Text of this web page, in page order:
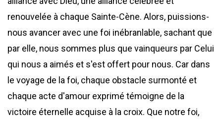
renouvelée à chaque Sainte-Cène. Alors, puissions-
nous avancer avec une foi inébranlable, sachant que
par elle, nous sommes plus que vainqueurs par Celui
qui nous a aimés et s'est offert pour nous. Car dans
le voyage de la foi, chaque obstacle surmonté et
chaque acte d'amour exprimé témoigne de la
victoire éternelle acquise à la croix. Que notre foi,